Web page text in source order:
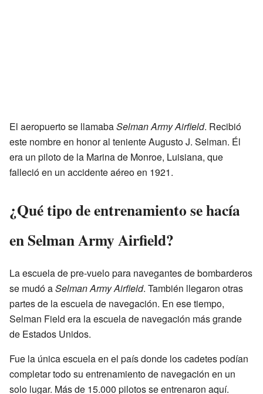
El aeropuerto se llamabaSelman Army Airfield. Recibió
este nombre en honor al teniente Augusto J. Selman. Él
era un piloto de la Marina de Monroe, Luisiana, que
falleció en un accidente aéreo en 1921.
¿Qué tipo de entrenamiento se hacía
en Selman Army Airfield?
La escuela de pre-vuelo para navegantes de bombarderos
se mudó aSelman Army Airfield. También llegaron otras
partes de la escuela de navegación. En ese tiempo,
Selman Field era la escuela de navegación más grande
de Estados Unidos.
Fue la única escuela en el país donde los cadetes podían
completar todo su entrenamiento de navegación en un
solo lugar. Más de 15.000 pilotos se entrenaron aquí.